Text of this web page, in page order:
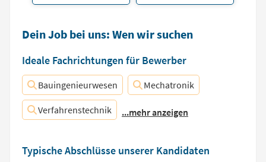
Dein Job bei uns: Wen wir suchen
Ideale Fachrichtungen für Bewerber
Bauingenieurwesen Mechatronik
Verfahrenstechnik ...mehr anzeigen
Typische Abschlüsse unserer Kandidaten